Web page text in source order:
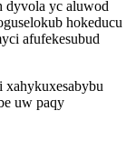
dyvola yc aluwod
hokeducu
afufekesubud
uw paqy